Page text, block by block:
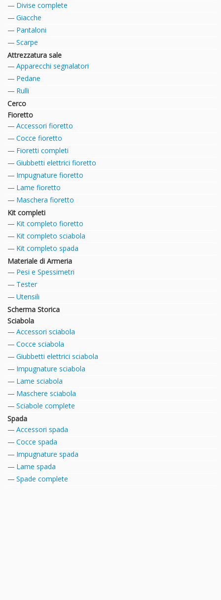
Divise complete
Giacche
Pantaloni
Scarpe
Attrezzatura sale
Apparecchi segnalatori
Pedane
Rulli
Cerco
Fioretto
Accessori fioretto
Cocce fioretto
Fioretti completi
Giubbetti elettrici fioretto
Impugnature fioretto
Lame fioretto
Maschera fioretto
Kit completi
Kit completo fioretto
Kit completo sciabola
Kit completo spada
Materiale di Armeria
Pesi e Spessimetri
Tester
Utensili
Scherma Storica
Sciabola
Accessori sciabola
Cocce sciabola
Giubbetti elettrici sciabola
Impugnature sciabola
Lame sciabola
Maschere sciabola
Sciabole complete
Spada
Accessori spada
Cocce spada
Impugnature spada
Lame spada
Spade complete